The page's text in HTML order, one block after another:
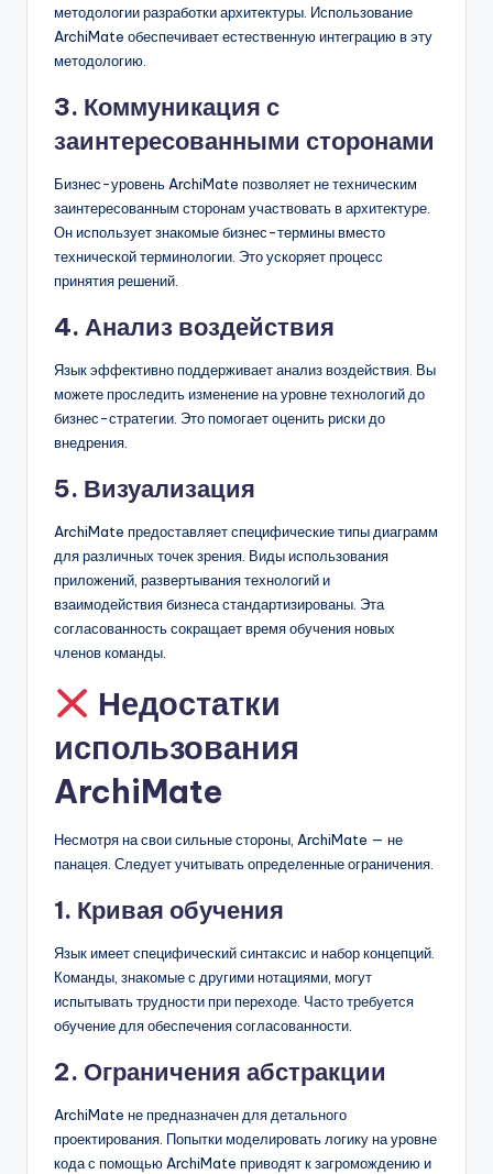
методологии разработки архитектуры. Использование
ArchiMate обеспечивает естественную интеграцию в эту
методологию.
3. Коммуникация с
заинтересованными сторонами
Бизнес-уровень ArchiMate позволяет не техническим
заинтересованным сторонам участвовать в архитектуре.
Он использует знакомые бизнес-термины вместо
технической терминологии. Это ускоряет процесс
принятия решений.
4. Анализ воздействия
Язык эффективно поддерживает анализ воздействия. Вы
можете проследить изменение на уровне технологий до
бизнес-стратегии. Это помогает оценить риски до
внедрения.
5. Визуализация
ArchiMate предоставляет специфические типы диаграмм
для различных точек зрения. Виды использования
приложений, развертывания технологий и
взаимодействия бизнеса стандартизированы. Эта
согласованность сокращает время обучения новых
членов команды.
Недостатки
использования
ArchiMate
Несмотря на свои сильные стороны, ArchiMate — не
панацея. Следует учитывать определенные ограничения.
1. Кривая обучения
Язык имеет специфический синтаксис и набор концепций.
Команды, знакомые с другими нотациями, могут
испытывать трудности при переходе. Часто требуется
обучение для обеспечения согласованности.
2. Ограничения абстракции
ArchiMate не предназначен для детального
проектирования. Попытки моделировать логику на уровне
кода с помощью ArchiMate приводят к загромождению и